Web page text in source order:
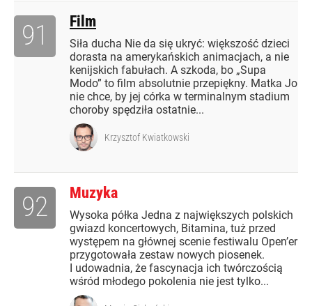
Film
Siła ducha Nie da się ukryć: większość dzieci
dorasta na amerykańskich animacjach, a nie
kenijskich fabułach. A szkoda, bo „Supa
Modo” to film absolutnie przepiękny. Matka Jo
nie chce, by jej córka w terminalnym stadium
choroby spędziła ostatnie...
91
Krzysztof Kwiatkowski
Muzyka
Wysoka półka Jedna z największych polskich
gwiazd koncertowych, Bitamina, tuż przed
występem na głównej scenie festiwalu Open’er
przygotowała zestaw nowych piosenek.
I udowadnia, że fascynacja ich twórczością
wśród młodego pokolenia nie jest tylko...
92